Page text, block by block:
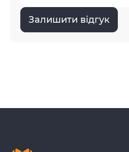
Залишити відгук